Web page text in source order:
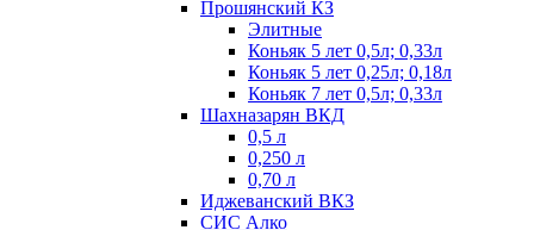
Прошянский КЗ
Элитные
Коньяк 5 лет 0,5л; 0,33л
Коньяк 5 лет 0,25л; 0,18л
Коньяк 7 лет 0,5л; 0,33л
Шахназарян ВКД
0,5 л
0,250 л
0,70 л
Иджеванский ВКЗ
СИС Алко